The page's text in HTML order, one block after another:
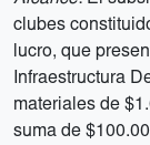
clubes
lucro, que
Infraestructura
materiales de
suma de